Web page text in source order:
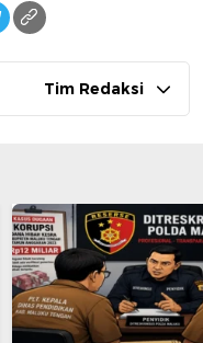
Tim Redaksi